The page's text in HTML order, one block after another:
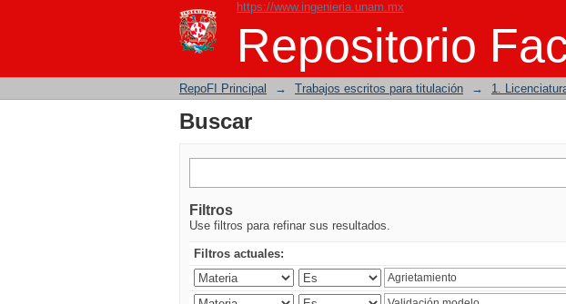
https://www.ingenieria.unam.mx
Repositorio
Buscar
RepoFI Principal → Trabajos escritos para titulación → 1.
Buscar
Filtros
Use filtros para refinar sus resultados.
Filtros actuales: